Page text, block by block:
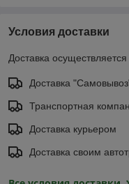
Условия доставки
Доставка
Доставка
Транспортная
Доставка курьером
Доставка своим